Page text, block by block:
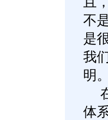
不
是
我
明。
在
体